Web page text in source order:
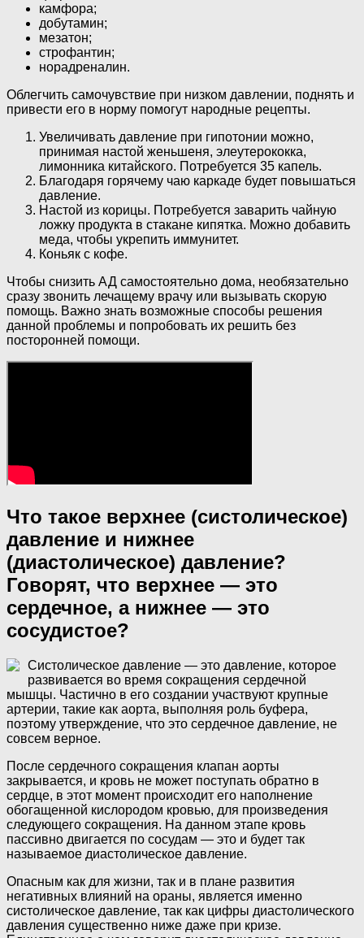
камфора;
добутамин;
мезатон;
строфантин;
норадреналин.
Облегчить самочувствие при низком давлении, поднять и
привести его в норму помогут народные рецепты.
Увеличивать давление при гипотонии можно,
принимая настой женьшеня, элеутерококка,
лимонника китайского. Потребуется 35 капель.
Благодаря горячему чаю каркаде будет повышаться
давление.
Настой из корицы. Потребуется заварить чайную
ложку продукта в стакане кипятка. Можно добавить
меда, чтобы укрепить иммунитет.
Коньяк с кофе.
Чтобы снизить АД самостоятельно дома, необязательно
сразу звонить лечащему врачу или вызывать скорую
помощь. Важно знать возможные способы решения
данной проблемы и попробовать их решить без
посторонней помощи.
Что такое верхнее (систолическое)
давление и нижнее
(диастолическое) давление?
Говорят, что верхнее — это
сердечное, а нижнее — это
сосудистое?
Систолическое давление — это давление, которое
развивается во время сокращения сердечной
мышцы. Частично в его создании участвуют крупные
артерии, такие как аорта, выполняя роль буфера,
поэтому утверждение, что это сердечное давление, не
совсем верное.
После сердечного сокращения клапан аорты
закрывается, и кровь не может поступать обратно в
сердце, в этот момент происходит его наполнение
обогащенной кислородом кровью, для произведения
следующего сокращения. На данном этапе кровь
пассивно двигается по сосудам — это и будет так
называемое диастолическое давление.
Опасным как для жизни, так и в плане развития
негативных влияний на ораны, является именно
систолическое давление, так как цифры диастолического
давления существенно ниже даже при кризе.